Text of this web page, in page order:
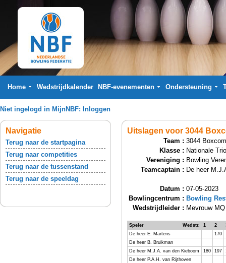
Home Wedstrijdkalender NBF-evenementen Ondersteuning
Niet ingelogd in MijnNBF: Inloggen
Navigatie
Terug naar de startpagina
Terug naar competities
Terug naar de tussenstand
Terug naar de speeldag
Uitslagen voor 3044
Team : 3044
Klasse : Nationale
Vereniging : Bowling
Teamcaptain : De heer
Datum : 07-05-2023
Bowlingcentrum : Bowling
Wedstrijdleider : Mevrouw
Speler Wedstr. 1 2
De heer E. Martens
170
De heer B. Bruikman
De heer M.J.A. van den Kieboom
180 197
De heer P.A.H. van Rijthoven